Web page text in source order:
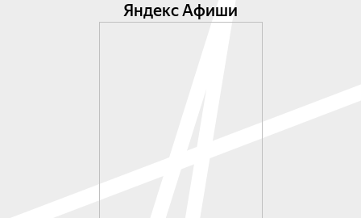
Яндекс Афиши